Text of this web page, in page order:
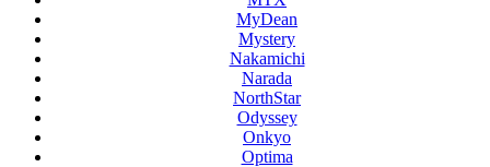
MyDean
Mystery
Nakamichi
Narada
NorthStar
Odyssey
Onkyo
Optima